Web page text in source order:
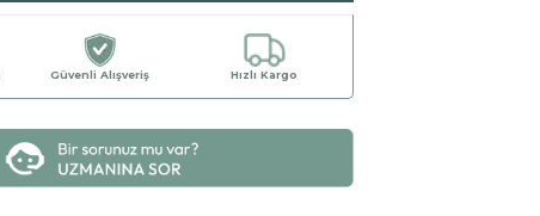
Güvenli Alışveriş Hızlı Kargo